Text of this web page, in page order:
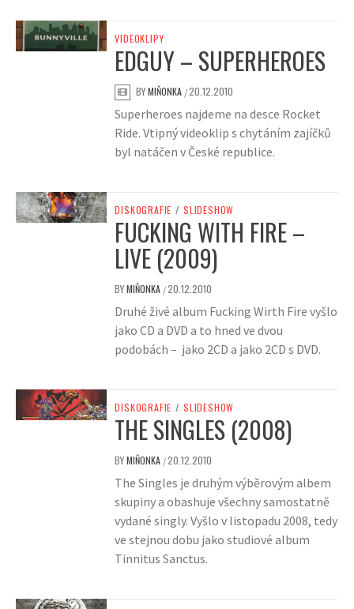
VIDEOKLIPY
EDGUY – SUPERHEROES
BYMIŇONKA /20.12.2010
Superheroes najdeme na desce Rocket
Ride. Vtipný videoklip s chytáním zajíčků
byl natáčen v České republice.
DISKOGRAFIE / SLIDESHOW
FUCKING WITH FIRE –
LIVE (2009)
BYMIŇONKA /20.12.2010
Druhé živé album Fucking Wirth Fire vyšlo
jako CD a DVD a to hned ve dvou
podobách – jako 2CD a jako 2CD s DVD.
DISKOGRAFIE / SLIDESHOW
THE SINGLES (2008)
BYMIŇONKA /20.12.2010
The Singles je druhým výběrovým albem
skupiny a obashuje všechny samostatně
vydané singly. Vyšlo v listopadu 2008, tedy
ve stejnou dobu jako studiové album
Tinnitus Sanctus.